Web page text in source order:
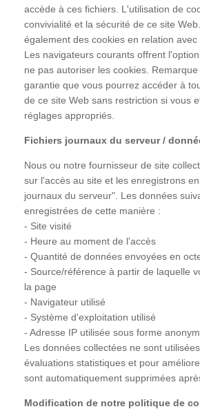
accède à ces fichiers. L'utilisation de
convivialité et la sécurité de ce site
également des cookies en relation avec
Les navigateurs courants offrent
ne pas autoriser les cookies.
garantie que vous pourrez accéder à
de ce site Web sans restriction si vous
réglages appropriés.
Fichiers journaux du serveur /
Nous ou notre fournisseur de site
sur l'accès au site et les enregistrons
journaux du serveur". Les données
enregistrées de cette manière :
- Site visité
- Heure au moment de l'accès
- Quantité de données envoyées en
- Source/référence à partir de laquelle
la page
- Navigateur utilisé
- Système d'exploitation utilisé
- Adresse IP utilisée sous forme
Les données collectées ne sont
évaluations statistiques et pour
sont automatiquement supprimées
Modification de notre politique de